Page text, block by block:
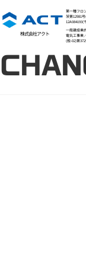
株式会社アクト
第一種フロ
茨第12981
12A084193(
一般建設業
電気工事業
(般-02)第